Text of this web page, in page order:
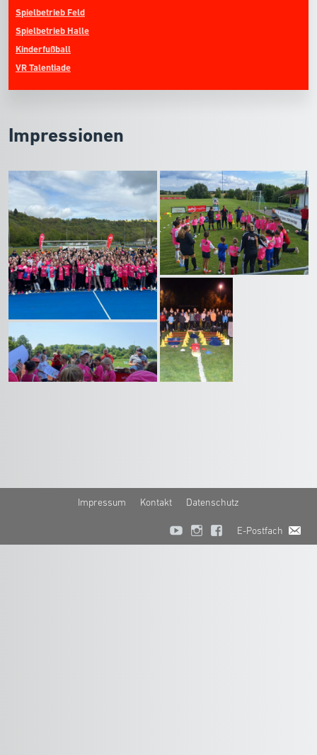
Spielbetrieb Feld
Spielbetrieb Halle
Kinderfußball
VR Talentiade
Impressionen
Impressum Kontakt Datenschutz
E-Postfach